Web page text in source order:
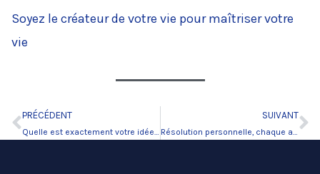
Soyez le créateur de votre vie pour maîtriser votre
vie
Précédent
PRÉCÉDENT
Quelle est exactement votre idée du succès
SUIVANT
Résolution personnelle, chaque année, ça recommence.